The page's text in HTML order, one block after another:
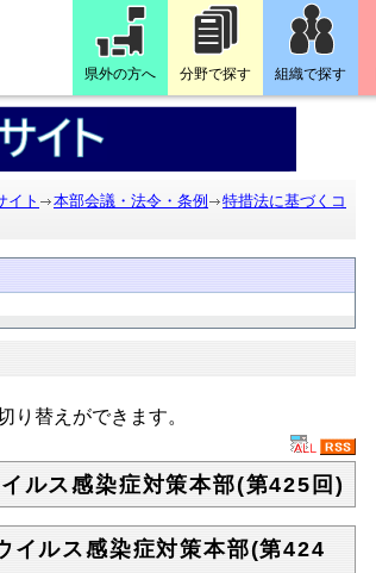
県外の方へ 分野で探す 組織で探す
イト 本部会議・法令・条例
特措法に基づくコ
替えができます。
ルス感染症対策本部(第425回)
イルス感染症対策本部(第424